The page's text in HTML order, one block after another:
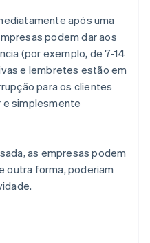
após uma
podem dar aos
(por exemplo, de 7-14
e lembretes estão em
para os clientes
simplesmente
as empresas podem
outra forma, poderiam